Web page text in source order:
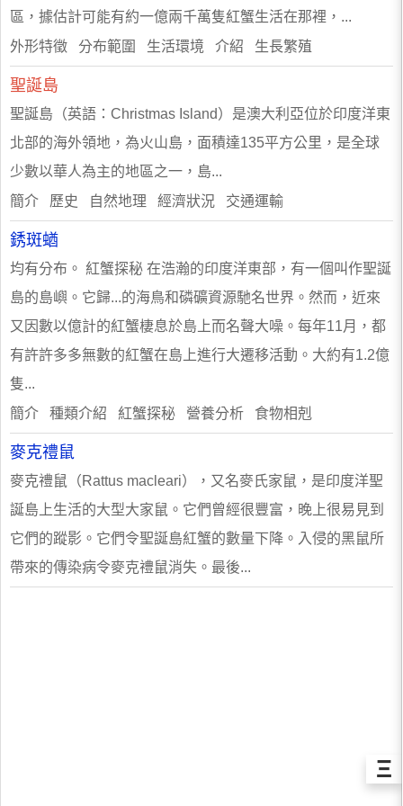
區，據估計可能有約一億兩千萬隻紅蟹生活在那裡，...
外形特徵 分布範圍 生活環境 介紹 生長繁殖
聖誕島
聖誕島（英語：Christmas Island）是澳大利亞位於印度洋東
北部的海外領地，為火山島，面積達135平方公里，是全球
少數以華人為主的地區之一，島...
簡介 歷史 自然地理 經濟狀況 交通運輸
銹斑蝤
均有分布。 紅蟹探秘 在浩瀚的印度洋東部，有一個叫作聖誕
島的島嶼。它歸...的海鳥和磷礦資源馳名世界。然而，近來
又因數以億計的紅蟹棲息於島上而名聲大噪。每年11月，都
有許許多多無數的紅蟹在島上進行大遷移活動。大約有1.2億
隻...
簡介 種類介紹 紅蟹探秘 營養分析 食物相剋
麥克禮鼠
麥克禮鼠（Rattus macleari），又名麥氏家鼠，是印度洋聖
誕島上生活的大型大家鼠。它們曾經很豐富，晚上很易見到
它們的蹤影。它們令聖誕島紅蟹的數量下降。入侵的黑鼠所
帶來的傳染病令麥克禮鼠消失。最後...
Ξ